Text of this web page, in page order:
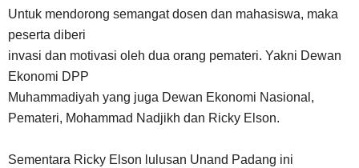
Untuk mendorong semangat dosen dan mahasiswa, maka
peserta diberi
invasi dan motivasi oleh dua orang pemateri. Yakni Dewan
Ekonomi DPP
Muhammadiyah yang juga Dewan Ekonomi Nasional,
Pemateri, Mohammad Nadjikh dan Ricky Elson.
Sementara Ricky Elson lulusan Unand Padang ini